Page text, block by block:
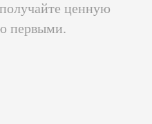
ценную
первыми.